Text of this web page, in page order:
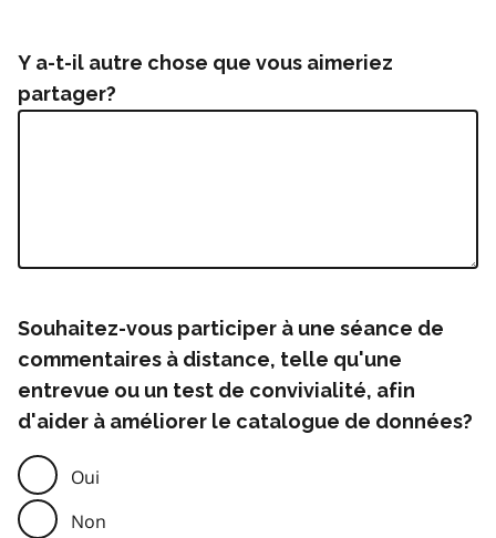
Y a-t-il autre chose que vous aimeriez
partager?
Souhaitez-vous participer à une séance de
commentaires à distance, telle qu'une
entrevue ou un test de convivialité, afin
d'aider à améliorer le catalogue de données?
Oui
Non